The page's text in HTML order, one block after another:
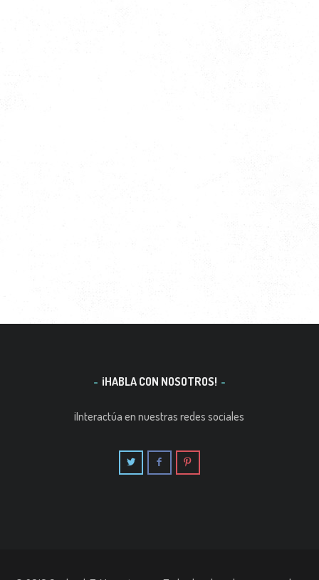
¡HABLA CON NOSOTROS!
¡Interactúa en nuestras redes sociales